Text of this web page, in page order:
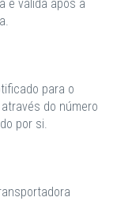
é válida após a
para o
do número
por si.